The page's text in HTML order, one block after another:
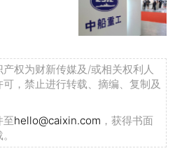
权为财新传媒及/或相关权利人
，禁止进行转载、摘编、复制及
至hello@caixin.com ，获得书面